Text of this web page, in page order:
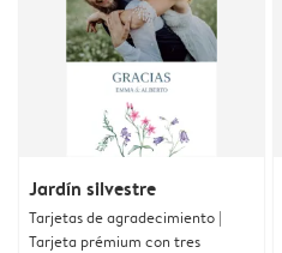
Jardín silvestre
Tarjetas de agradecimiento |
Tarjeta prémium con tres